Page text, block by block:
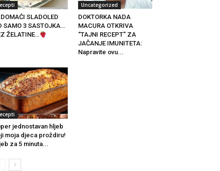
DOMAĆI SLADOLED
SAMO 3 SASTOJKA…
ŽELATINE…
Uncategorized
DOKTORKA NADA
MACURA OTKRIVA
“TAJNI RECEPT” ZA
JAČANJE IMUNITETA:
Napravite ovu...
jednostavan hljeb
moja djeca proždiru!
za 5 minuta...